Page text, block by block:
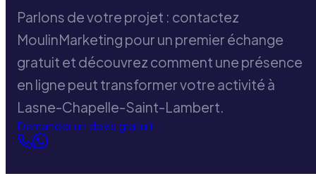
Parlons de votre projet : contactez
MoulinMarketing pour un premier échange
gratuit et découvrez comment une présence
en ligne peut transformer votre activité à
Lasne-Chapelle-Saint-Lambert.
Demander un devis gratuit→